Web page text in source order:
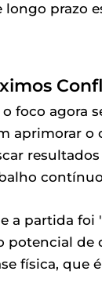
prazo
foco agora
aprimorar
a partida
potencial
física, que